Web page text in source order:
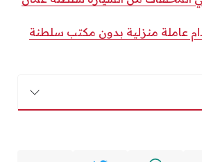
عاملة منزلية بدون مكتب سلطنة